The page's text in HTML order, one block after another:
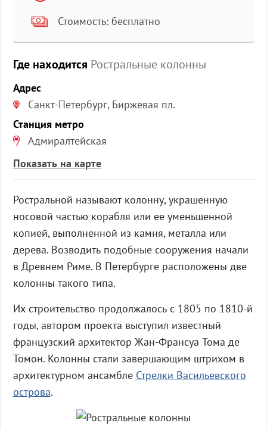
Стоимость: бесплатно
Где находится Ростральные колонны
Адрес
Санкт-Петербург, Биржевая пл.
Станция метро
Адмиралтейская
Показать на карте
Ростральной называют колонну, украшенную
носовой частью корабля или ее уменьшенной
копией, выполненной из камня, металла или
дерева. Возводить подобные сооружения начали
в Древнем Риме. В Петербурге расположены две
колонны такого типа.
Их строительство продолжалось с 1805 по 1810-й
годы, автором проекта выступил известный
французский архитектор Жан-Франсуа Тома де
Томон. Колонны стали завершающим штрихом в
архитектурном ансамбле Стрелки Васильевского
острова.